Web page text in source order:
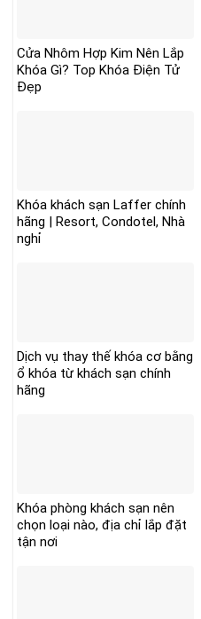
Cửa Nhôm Hợp Kim Nên Lắp
Khóa Gì? Top Khóa Điện Tử
Đẹp
Khóa khách sạn Laffer chính
hãng | Resort, Condotel, Nhà
nghỉ
Dịch vụ thay thế khóa cơ bằng
ổ khóa từ khách sạn chính
hãng
Khóa phòng khách sạn nên
chọn loại nào, địa chỉ lắp đặt
tận nơi